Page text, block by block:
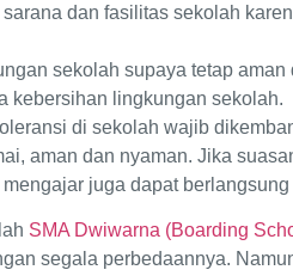
dan fasilitas sekolah
sekolah supaya tetap aman
kebersihan lingkungan sekolah.
di sekolah wajib
aman dan nyaman. Jika
juga dapat
SMA Dwiwarna (Boarding
segala perbedaannya.